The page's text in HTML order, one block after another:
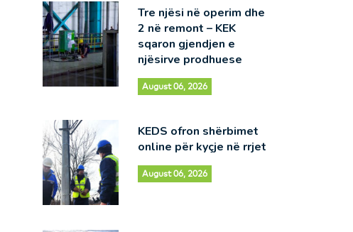
Tre njësi në operim dhe
2 në remont – KEK
sqaron gjendjen e
njësirve prodhuese
August 06, 2026
KEDS ofron shërbimet
online për kyçje në rrjet
August 06, 2026